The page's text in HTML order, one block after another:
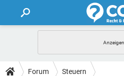
FORUM
Forum Steuern